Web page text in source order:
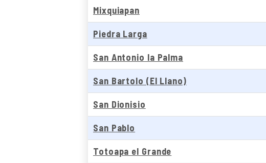
Mixquiapan
Piedra Larga
San Antonio la Palma
San Bartolo (El Llano)
San Dionisio
San Pablo
Totoapa el Grande